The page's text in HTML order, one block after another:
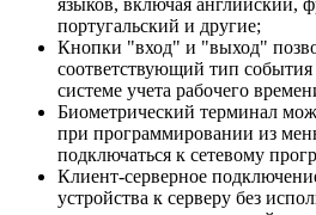
португальский и другие;
Кнопки "вход" и "выход"
соответствующий тип события
системе учета рабочего
Биометрический терминал
при программировании из
подключаться к сетевому
Клиент-серверное
устройства к серверу без